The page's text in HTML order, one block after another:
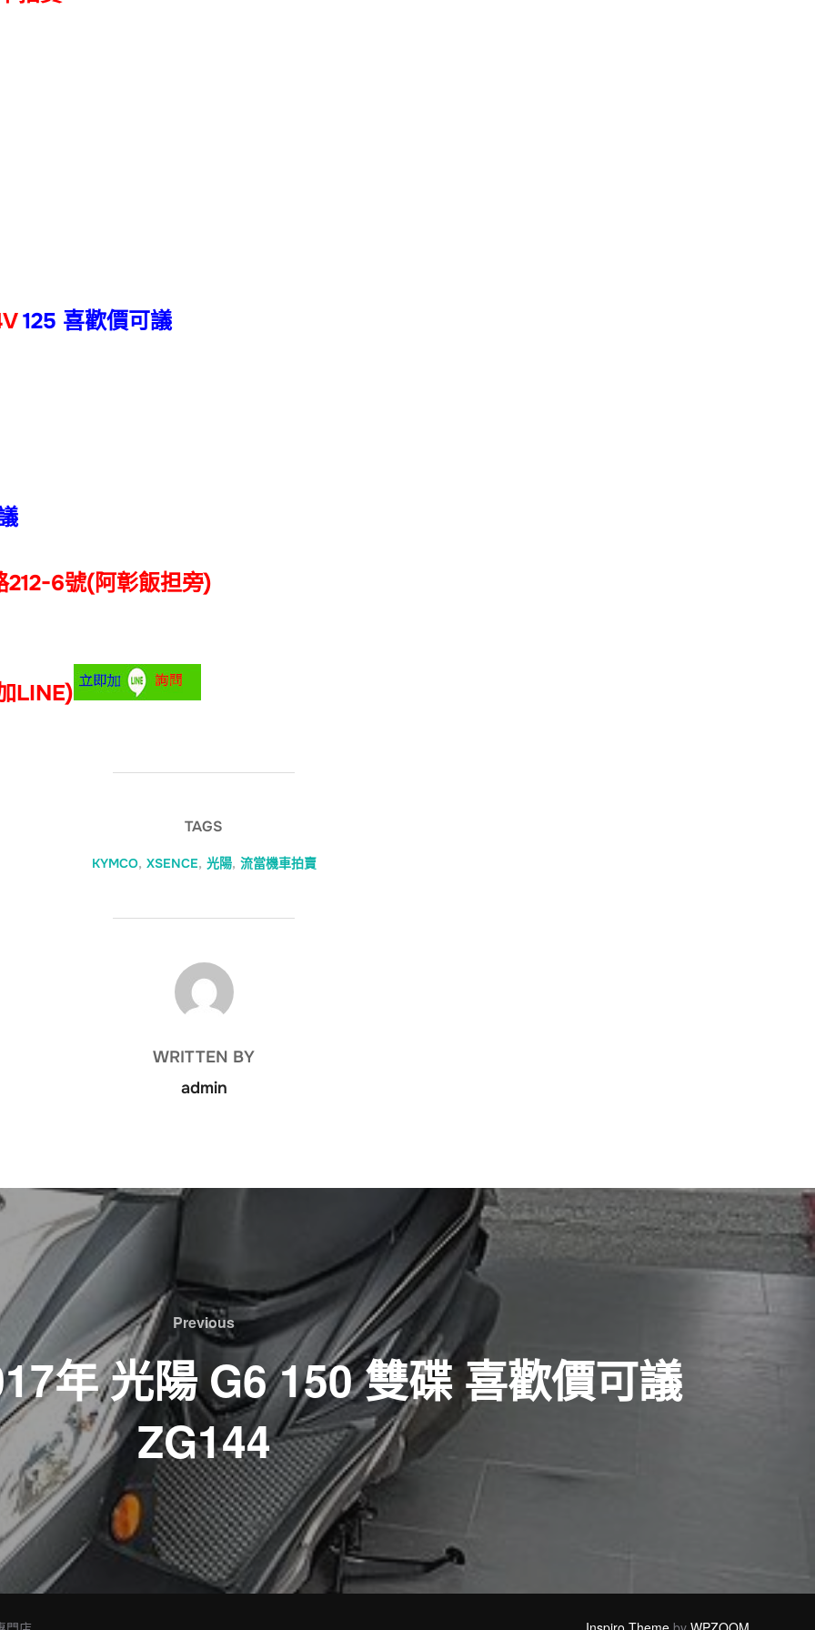
125 喜歡價可議
6號(阿彰飯担旁)
LINE)
TAGS
KYMCO, XSENCE, 光陽, 流當機車拍賣
POST AUTHOR
WRITTEN BY
admin
Previous
Previous
年 光陽 G6 150 雙碟 喜歡價可議
ZG144